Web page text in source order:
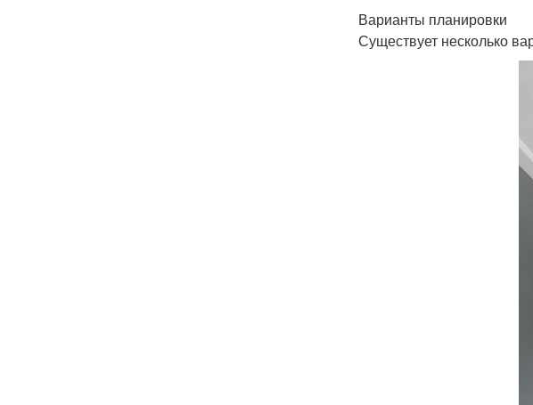
Варианты планировки
Существует несколько